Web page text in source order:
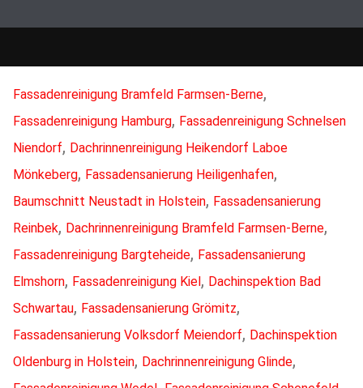
Fassadenreinigung Bramfeld Farmsen-Berne,
Fassadenreinigung Hamburg, Fassadenreinigung Schnelsen
Niendorf, Dachrinnenreinigung Heikendorf Laboe
Mönkeberg, Fassadensanierung Heiligenhafen,
Baumschnitt Neustadt in Holstein, Fassadensanierung
Reinbek, Dachrinnenreinigung Bramfeld Farmsen-Berne,
Fassadenreinigung Bargteheide, Fassadensanierung
Elmshorn, Fassadenreinigung Kiel, Dachinspektion Bad
Schwartau, Fassadensanierung Grömitz,
Fassadensanierung Volksdorf Meiendorf, Dachinspektion
Oldenburg in Holstein, Dachrinnenreinigung Glinde,